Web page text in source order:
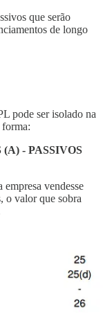
que serão
de longo
pode ser isolado na
forma:
- PASSIVOS
vendesse
o valor que sobra